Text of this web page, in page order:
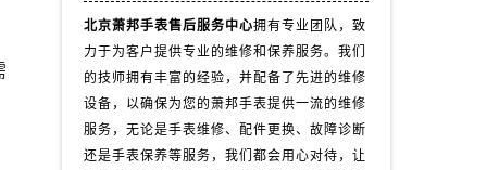
北京萧邦手表售后服务中心拥有专业团队，致
力于为客户提供专业的维修和保养服务。我们
的技师拥有丰富的经验，并配备了先进的维修
设备，以确保为您的萧邦手表提供一流的维修
服务，无论是手表维修、配件更换、故障诊断
还是手表保养等服务，我们都会用心对待，让